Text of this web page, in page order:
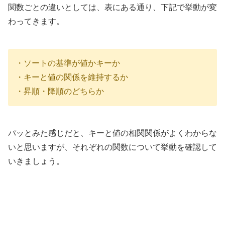
関数ごとの違いとしては、表にある通り、下記で挙動が変
わってきます。
・ソートの基準が値かキーか
・キーと値の関係を維持するか
・昇順・降順のどちらか
パッとみた感じだと、キーと値の相関関係がよくわからな
いと思いますが、それぞれの関数について挙動を確認して
いきましょう。